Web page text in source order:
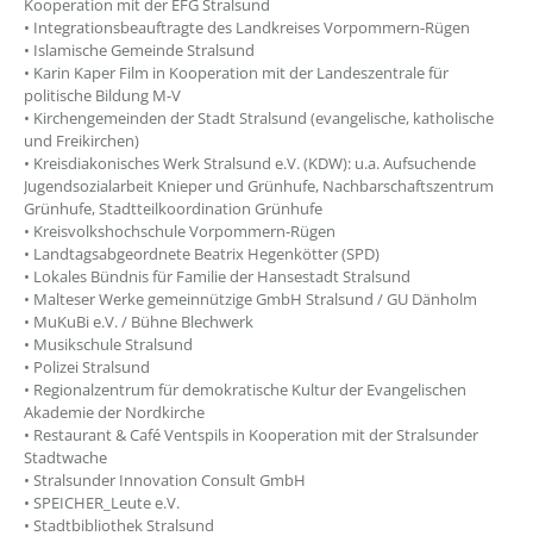
Kooperation mit der EFG Stralsund
• Integrationsbeauftragte des Landkreises Vorpommern-Rügen
• Islamische Gemeinde Stralsund
• Karin Kaper Film in Kooperation mit der Landeszentrale für
politische Bildung M-V
• Kirchengemeinden der Stadt Stralsund (evangelische, katholische
und Freikirchen)
• Kreisdiakonisches Werk Stralsund e.V. (KDW): u.a. Aufsuchende
Jugendsozialarbeit Knieper und Grünhufe, Nachbarschaftszentrum
Grünhufe, Stadtteilkoordination Grünhufe
• Kreisvolkshochschule Vorpommern-Rügen
• Landtagsabgeordnete Beatrix Hegenkötter (SPD)
• Lokales Bündnis für Familie der Hansestadt Stralsund
• Malteser Werke gemeinnützige GmbH Stralsund / GU Dänholm
• MuKuBi e.V. / Bühne Blechwerk
• Musikschule Stralsund
• Polizei Stralsund
• Regionalzentrum für demokratische Kultur der Evangelischen
Akademie der Nordkirche
• Restaurant & Café Ventspils in Kooperation mit der Stralsunder
Stadtwache
• Stralsunder Innovation Consult GmbH
• SPEICHER_Leute e.V.
• Stadtbibliothek Stralsund